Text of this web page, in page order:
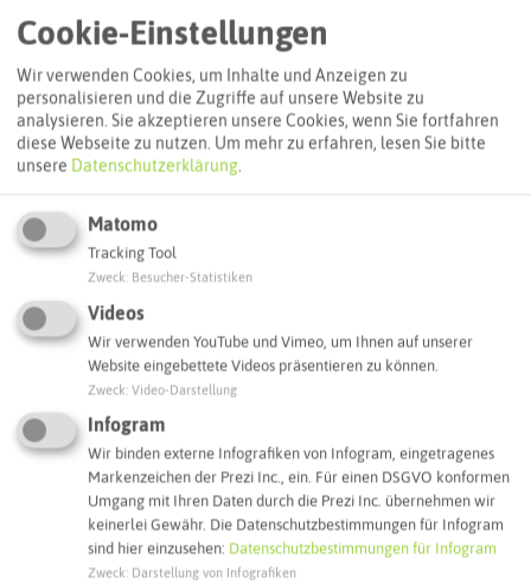
Adresse:
fernwehlounge
Rösterstraße 8
45731 Waltrop
info@fernwehlounge.de
Webseite
Interaktive Karte
Cookie-Einstellungen
Wir verwenden Cookies, um Inhalte und Anzeigen zu
personalisieren und die Zugriffe auf unsere Website zu
analysieren. Sie akzeptieren unsere Cookies, wenn Sie fortfahren
diese Webseite zu nutzen. Um mehr zu erfahren, lesen Sie bitte
unsere Datenschutzerklärung.
Matomo
Tracking Tool
Zweck Besucher-Statistiken
Videos
Wir verwenden YouTube und Vimeo, um Ihnen auf unserer
Website eingebettete Videos präsentieren zu können.
Zweck Video-Darstellung
Infogram
Wir binden externe Infografiken von Infogram, eingetragenes
Markenzeichen der Prezi Inc., ein. Für einen DSGVO konformen
Umgang mit Ihren Daten durch die Prezi Inc. übernehmen wir
keinerlei Gewähr. Die Datenschutzbestimmungen für Infogram
sind hier einzusehen: Datenschutzbestimmungen für Infogram
Zweck Darstellung von Infografiken